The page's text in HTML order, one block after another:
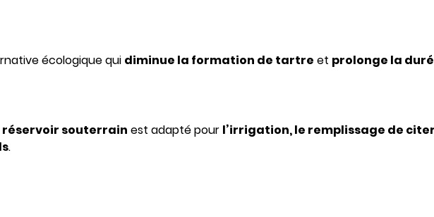
écologique qui diminue la formation de tartre et prolonge la
réservoir souterrain est adapté pour l’irrigation, le remplissage de
.